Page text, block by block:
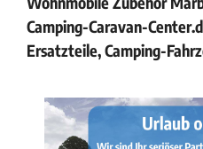
Camping-Caravan-
Ersatzteile, Camping-